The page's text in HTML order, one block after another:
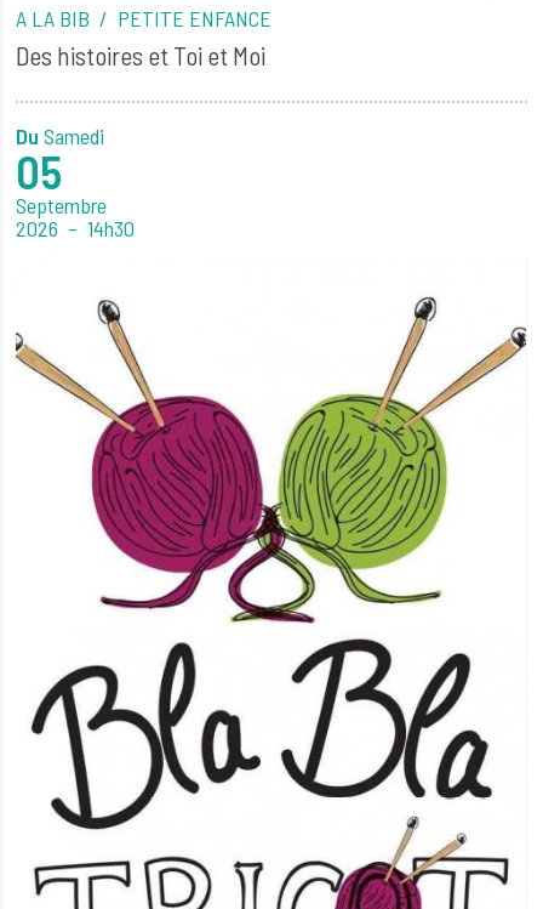
A LA BIB PETITE ENFANCE
Des histoires et Toi et Moi
DuSamedi
05
Septembre
2026
14h30